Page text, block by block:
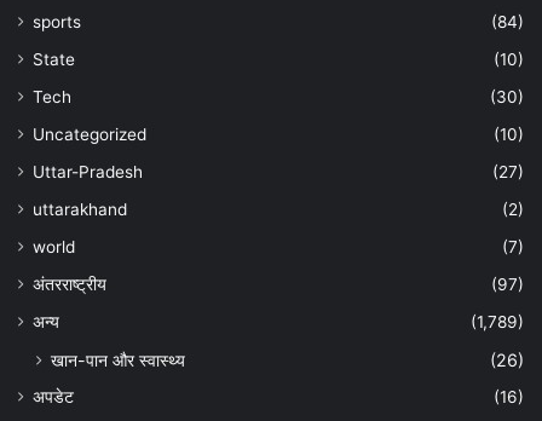
sports
(84)
State
(10)
Tech
(30)
Uncategorized
(10)
Uttar-Pradesh
(27)
uttarakhand
(2)
world
(7)
अंतरराष्ट्रीय
(97)
अन्‍य
(1,789)
खान-पान और स्वास्थ्य (26)
अपडेट
(16)